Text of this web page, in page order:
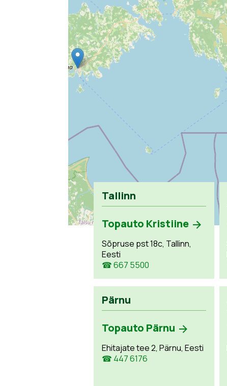
Tallinn
Topauto Kristiine
Sõpruse pst 18c, Tallinn,
Eesti
☎ 667 5500
Pärnu
Topauto Pärnu
Ehitajate tee 2, Pärnu, Eesti
☎ 447 6176